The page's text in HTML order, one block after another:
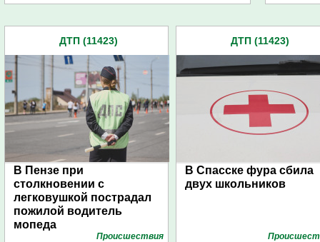
ДТП (11423)
В Пензе при
столкновении с
легковушкой пострадал
пожилой водитель
мопеда
Проиcшествия
ДТП (11423)
В Спасске фура сбила
двух школьников